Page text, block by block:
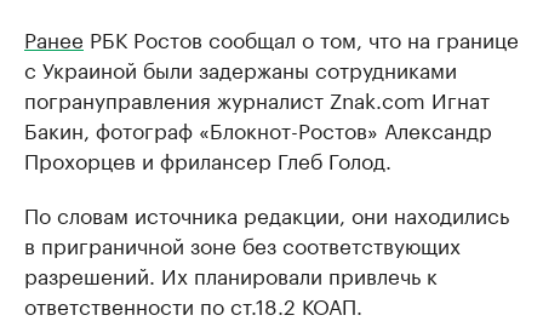
Ранее РБК Ростов сообщал о том, что на границе
с Украиной были задержаны сотрудниками
погрануправления журналист Znak.com Игнат
Бакин, фотограф «Блокнот-Ростов» Александр
Прохорцев и фрилансер Глеб Голод.
По словам источника редакции, они находились
в приграничной зоне без соответствующих
разрешений. Их планировали привлечь к
ответственности по ст.18.2 КОАП.